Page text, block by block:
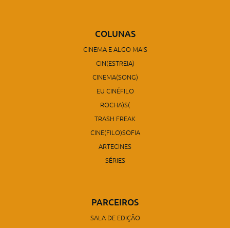
COLUNAS
CINEMA E ALGO MAIS
CIN(ESTREIA)
CINEMA(SONG)
EU CINÉFILO
ROCHA)S(
TRASH FREAK
CINE(FILO)SOFIA
ARTECINES
SÉRIES
PARCEIROS
SALA DE EDIÇÃO